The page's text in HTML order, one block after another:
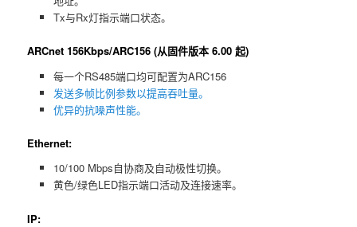
Tx与Rx灯指示端口状态。
ARCnet 156Kbps/ARC156 (从固件版本 6.00 起)
每一个RS485端口均可配置为ARC156
发送多帧比例参数以提高吞吐量。
优异的抗噪声性能。
Ethernet:
10/100 Mbps自协商及自动极性切换。
黄色/绿色LED指示端口活动及连接速率。
IP: